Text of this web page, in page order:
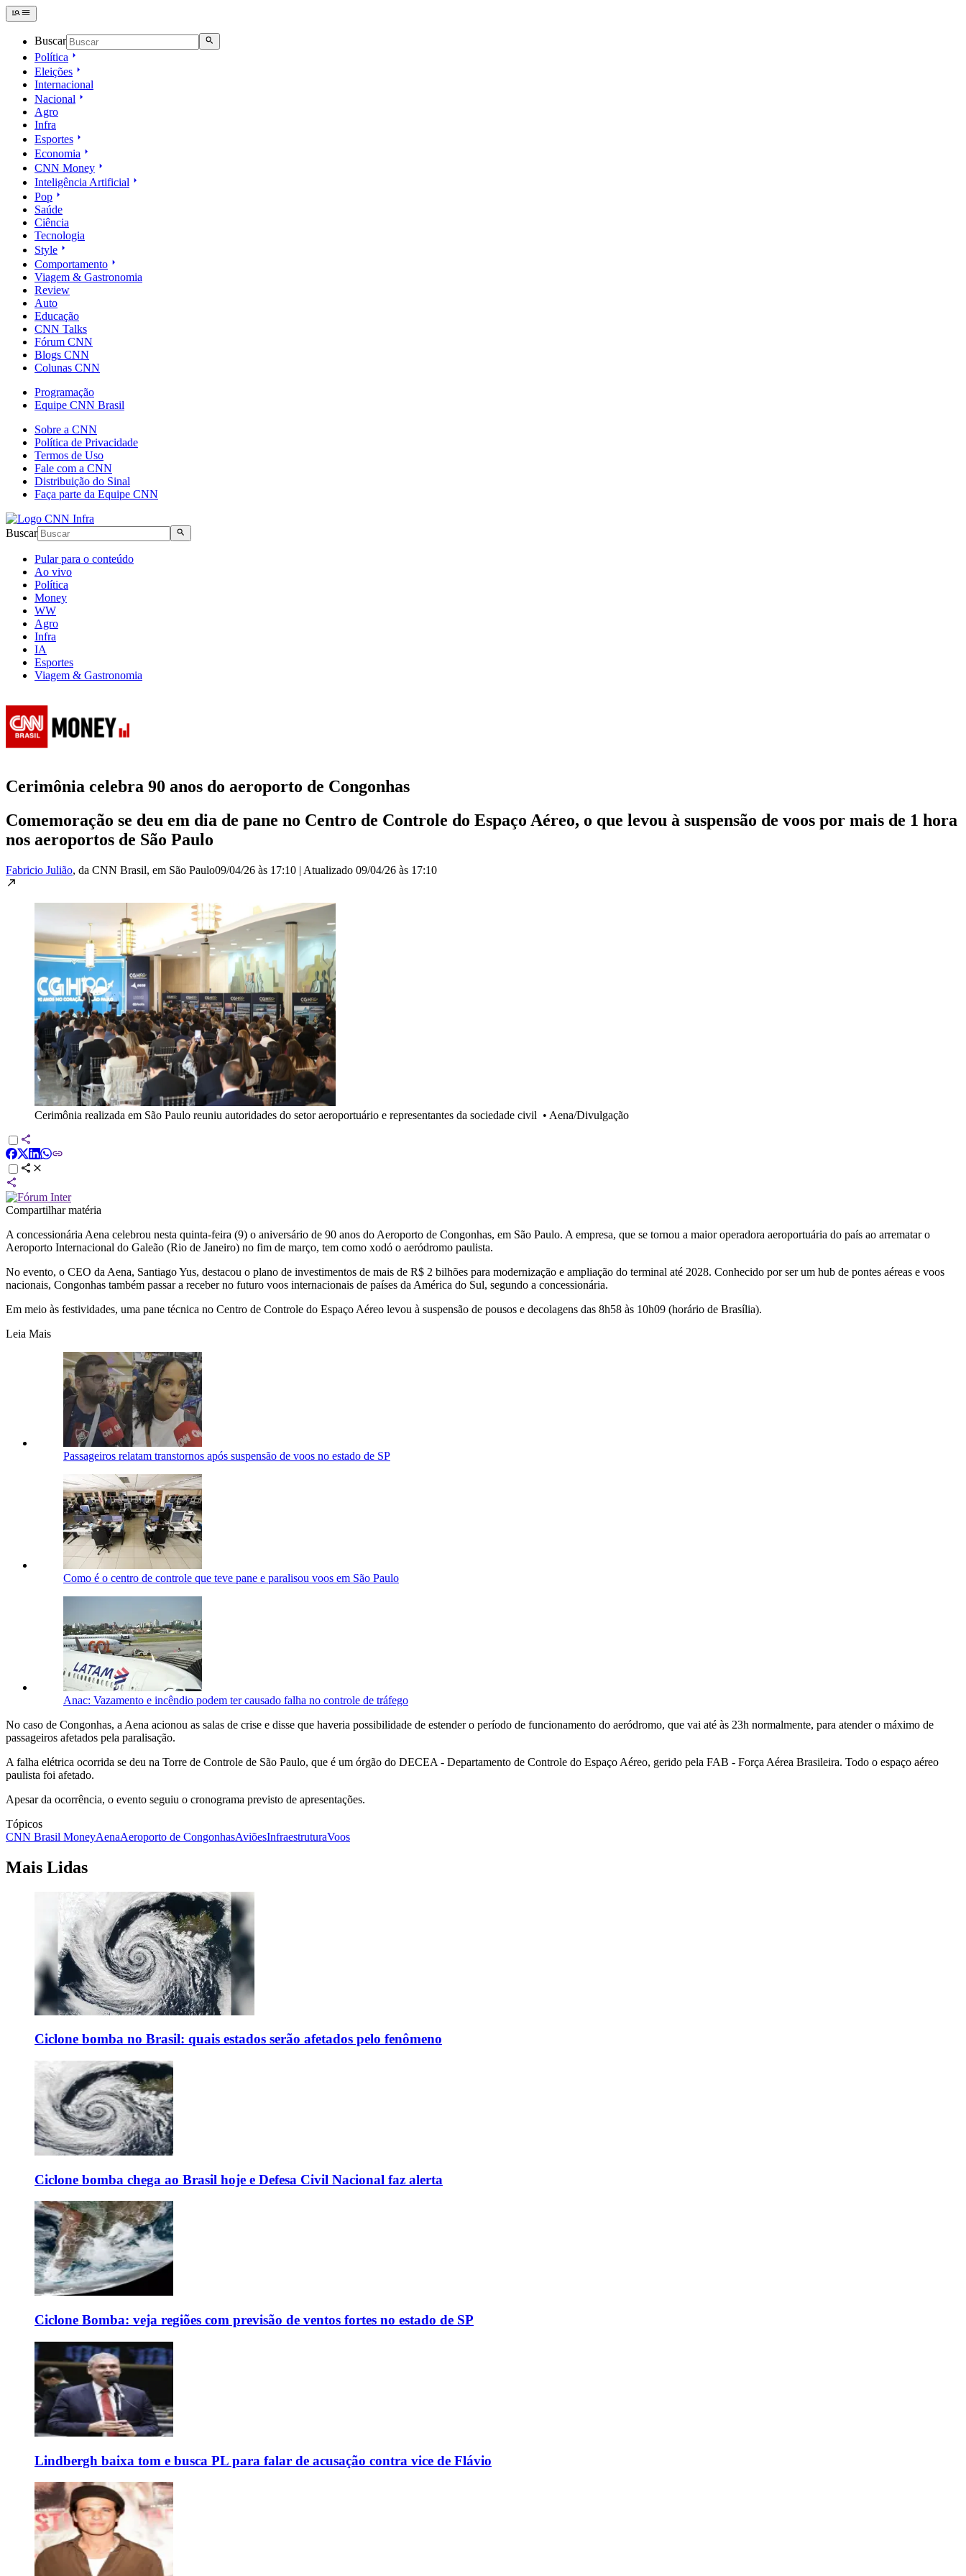
Buscar
Política
Eleições
Internacional
Nacional
Agro
Infra
Esportes
Economia
CNN Money
Inteligência Artificial
Pop
Saúde
Ciência
Tecnologia
Style
Comportamento
Viagem & Gastronomia
Review
Auto
Educação
CNN Talks
Fórum CNN
Blogs CNN
Colunas CNN
Programação
Equipe CNN Brasil
Sobre a CNN
Política de Privacidade
Termos de Uso
Fale com a CNN
Distribuição do Sinal
Faça parte da Equipe CNN
Buscar
Pular para o conteúdo
Ao vivo
Política
Money
WW
Agro
Infra
IA
Esportes
Viagem & Gastronomia
Cerimônia celebra 90 anos do aeroporto de Congonhas
Comemoração se deu em dia de pane no Centro de Controle do Espaço Aéreo, o que levou à suspensão de voos por mais de 1 hora
nos aeroportos de São Paulo
Fabricio Julião, da CNN Brasil, em São Paulo09/04/26 às 17:10 | Atualizado 09/04/26 às 17:10
Cerimônia realizada em São Paulo reuniu autoridades do setor aeroportuário e representantes da sociedade civil • Aena/Divulgação
Compartilhar matéria
A concessionária Aena celebrou nesta quinta-feira (9) o aniversário de 90 anos do Aeroporto de Congonhas, em São Paulo. A empresa, que se tornou a maior operadora aeroportuária do país ao arrematar o
Aeroporto Internacional do Galeão (Rio de Janeiro) no fim de março, tem como xodó o aeródromo paulista.
No evento, o CEO da Aena, Santiago Yus, destacou o plano de investimentos de mais de R$ 2 bilhões para modernização e ampliação do terminal até 2028. Conhecido por ser um hub de pontes aéreas e voos
nacionais, Congonhas também passar a receber no futuro voos internacionais de países da América do Sul, segundo a concessionária.
Em meio às festividades, uma pane técnica no Centro de Controle do Espaço Aéreo levou à suspensão de pousos e decolagens das 8h58 às 10h09 (horário de Brasília).
Leia Mais
Passageiros relatam transtornos após suspensão de voos no estado de SP
Como é o centro de controle que teve pane e paralisou voos em São Paulo
Anac: Vazamento e incêndio podem ter causado falha no controle de tráfego
No caso de Congonhas, a Aena acionou as salas de crise e disse que haveria possibilidade de estender o período de funcionamento do aeródromo, que vai até às 23h normalmente, para atender o máximo de
passageiros afetados pela paralisação.
A falha elétrica ocorrida se deu na Torre de Controle de São Paulo, que é um órgão do DECEA - Departamento de Controle do Espaço Aéreo, gerido pela FAB - Força Aérea Brasileira. Todo o espaço aéreo
paulista foi afetado.
Apesar da ocorrência, o evento seguiu o cronograma previsto de apresentações.
Tópicos
CNN Brasil MoneyAenaAeroporto de CongonhasAviõesInfraestruturaVoos
Mais Lidas
Ciclone bomba no Brasil: quais estados serão afetados pelo fenômeno
Ciclone bomba chega ao Brasil hoje e Defesa Civil Nacional faz alerta
Ciclone Bomba: veja regiões com previsão de ventos fortes no estado de SP
Lindbergh baixa tom e busca PL para falar de acusação contra vice de Flávio